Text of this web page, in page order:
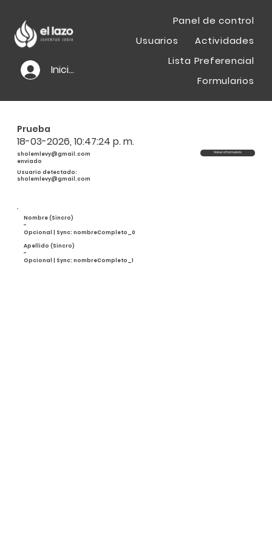
Iniciar sesión
Panel de control
Usuarios
Actividades
Lista Preferencial
Formularios
Prueba
18-03-2026, 10:47:24 p. m.
sholemlevy@gmail.com
enviado
Usuario detectado:
sholemlevy@gmail.com
Volver al formulario
Nombre (Sincro)
-
Opcional | Sync: nombreCompleto_0
Apellido (Sincro)
-
Opcional | Sync: nombreCompleto_1